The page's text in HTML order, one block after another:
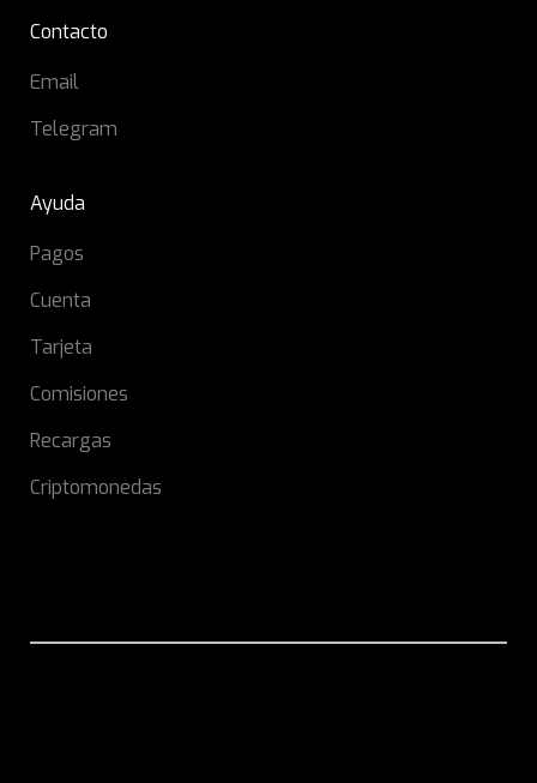
Contacto
Email
Telegram
Ayuda
Pagos
Cuenta
Tarjeta
Comisiones
Recargas
Criptomonedas